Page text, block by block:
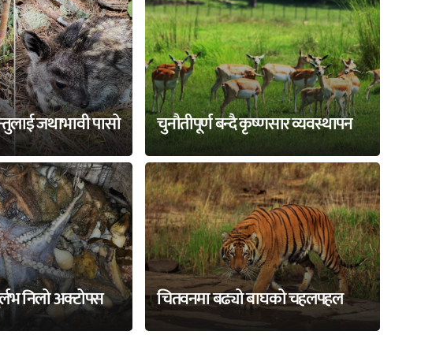
जथाभावी पासो चुनौतीपूर्ण बन्दै कृष्णसार व्यवस्थापन
निलो अक्टोपस चितवनमा बढ्यो बाघको चहलपहल